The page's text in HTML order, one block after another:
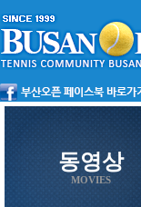
동영상
MOVIES